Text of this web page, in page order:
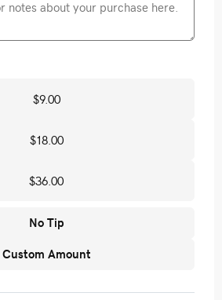
$9.00
$18.00
$36.00
No Tip
Custom Amount